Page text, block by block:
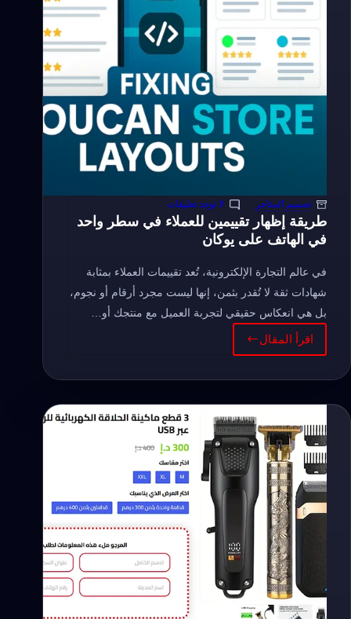
يوكان
الهاتف
تصميم المتاجر لا توجد تعليقات
طريقة إظهار تقييمين للعملاء في سطر واحد
في الهاتف على يوكان
في عالم التجارة الإلكترونية، تُعد تقييمات العملاء بمثابة
شهادات ثقة لا تُقدر بثمن، إنها ليست مجرد أرقام أو نجوم،
بل هي انعكاس حقيقي لتجربة العميل مع منتجك أو…
اقرأ المقال
طريقة
للعملاء
في
سطر
واحد
في
الهاتف
على
يوكان